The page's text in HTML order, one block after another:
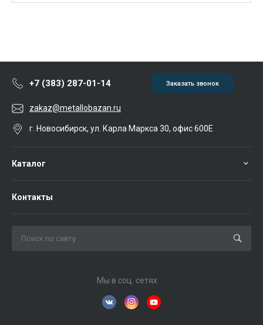
+7 (383) 287-01-14 Заказать звонок
zakaz@metallobazan.ru
г. Новосибирск, ул. Карла Маркса 30, офис 600Е
Каталог
Контакты
Мы в соц. сетях